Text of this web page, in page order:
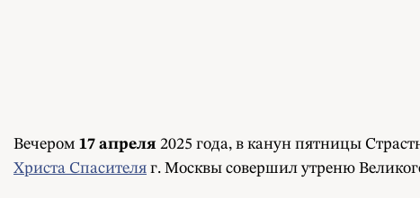
Вечером 17 апреля 2025 года, в канун пятницы
Христа Спасителя г. Москвы совершил утреню